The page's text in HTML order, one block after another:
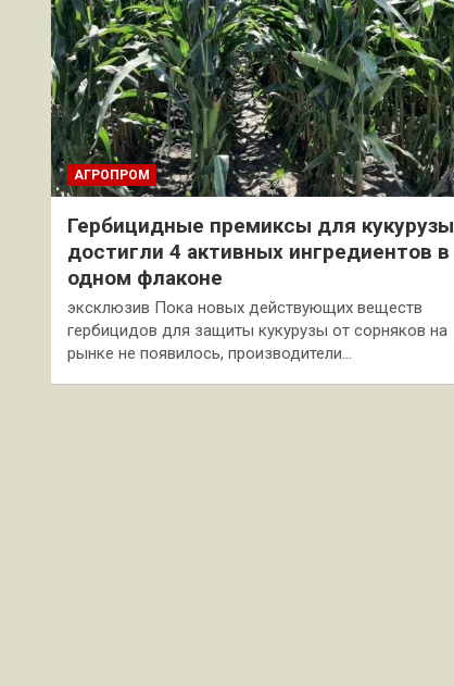
АГРОПРОМ
Гербицидные премиксы для кукурузы
достигли 4 активных ингредиентов в
одном флаконе
эксклюзив Пока новых действующих веществ
гербицидов для защиты кукурузы от сорняков на
рынке не появилось, производители…